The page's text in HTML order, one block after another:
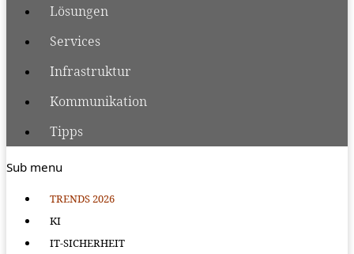
Lösungen
Services
Infrastruktur
Kommunikation
Tipps
Sub menu
TRENDS 2026
KI
IT-SICHERHEIT